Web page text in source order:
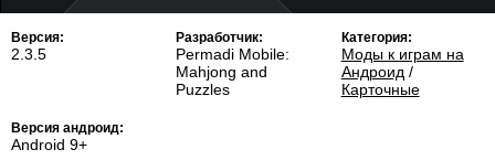
Версия:
2.3.5
Разработчик:
Permadi Mobile:
Mahjong and
Puzzles
Категория:
Моды к играм на
Андроид /
Карточные
Версия андроид:
Android 9+